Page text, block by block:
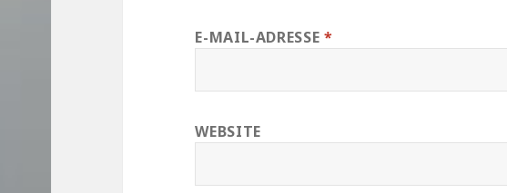
E-MAIL-ADRESSE *
WEBSITE